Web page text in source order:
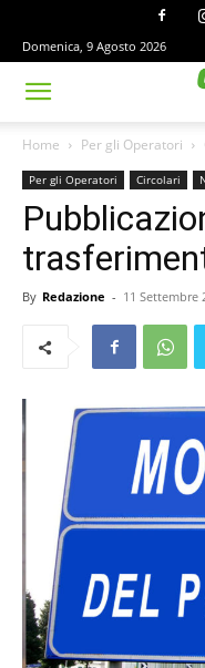
Domenica, 9 Agosto 2026
Home Per gli Operatori
Per gli Operatori Circolari
By Redazione - 11 Settembre